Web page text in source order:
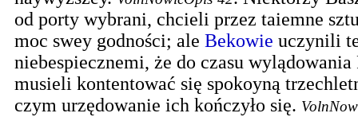
od porty wybrani, chcieli przez taiemne
moc swey godności; ale Bekowie uczynili
niebespiecznemi, że do czasu wylądowania
musieli kontentować się spokoyną
czym urzędowanie ich kończyło się.